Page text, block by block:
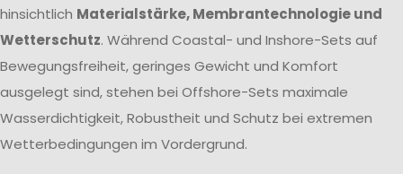
hinsichtlich Materialstärke, Membrantechnologie und
Wetterschutz. Während Coastal- und Inshore-Sets auf
Bewegungsfreiheit, geringes Gewicht und Komfort
ausgelegt sind, stehen bei Offshore-Sets maximale
Wasserdichtigkeit, Robustheit und Schutz bei extremen
Wetterbedingungen im Vordergrund.